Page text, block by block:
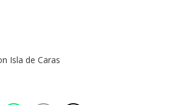
Isla de Caras